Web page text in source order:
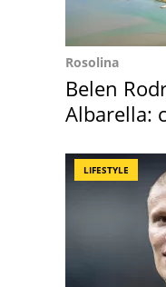
Rosolina
Belen
Albarella:
LIFESTYLE